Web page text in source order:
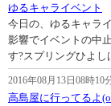
ゆるキャライベント
今日の、ゆるキャラ
影響でイベントの中
す?スプリングひよし
2016年08月13日08時10
高島屋に行ってるよ